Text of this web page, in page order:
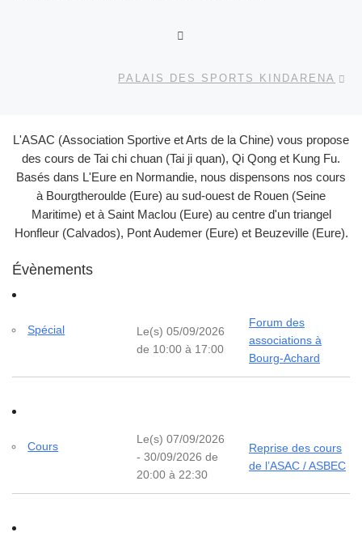
PALAIS DES SPORTS KINDARENA
L'ASAC (Association Sportive et Arts de la Chine) vous propose
des cours de Tai chi chuan (Tai ji quan), Qi Qong et Kung Fu.
Basés dans L'Eure en Normandie, nous dispensons nos cours
à Bourgtheroulde (Eure) au sud-ouest de Rouen (Seine
Maritime) et à Saint Maclou (Eure) au centre d'un triangel
Honfleur (Calvados), Pont Audemer (Eure) et Beuzeville (Eure).
Évènements
Spécial
Le(s) 05/09/2026
de 10:00 à 17:00
Forum des
associations à
Bourg-Achard
Cours
Le(s) 07/09/2026
- 30/09/2026 de
20:00 à 22:30
Reprise des cours
de l’ASAC / ASBEC